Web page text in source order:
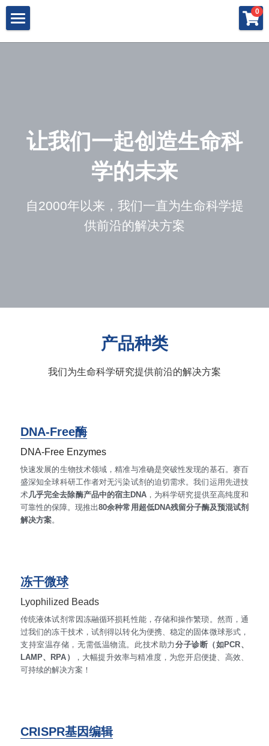
0
产品与服务
寡核苷酸合成
DNA分子量标准
基因操作
Morpholino
Phosphoramidites
恒温扩增
恒温扩增
RPA
CRISPR基因编辑
CRISPR用户自定义文库
研究数据
快速检测试纸系统
CRISPRclean Plus RNA Prep
CRISPRclean Bulk Reagents
RNA Depletion Panel (Liver)
RNA Depletion Panel (Globin)
RNA Depletion Panel (Insulin)
CRISPRclean Unique Dual Index
合成生物解决方案
关于我们
共创佳绩 - 期刊
共创佳绩 - 机构
搜索
让我们一起创造生命科
学的未来
自2000年以来，我们一直为生命科学提
供前沿的解决方案
产品种类
我们为生命科学研究提供前沿的解决方案
DNA-Free酶
DNA-Free Enzymes
快速发展的生物技术领域，精准与准确是突破性发现的基石。赛百
盛深知全球科研工作者对无污染试剂的迫切需求。我们运用先进技
术几乎完全去除酶产品中的宿主DNA ，为科学研究提供至高纯度和
可靠性的保障。现推出80余种常用超低DNA残留分子酶及预混试剂
解决方案。
冻干微球
Lyophilized Beads
传统液体试剂常因冻融循环损耗性能，存储和操作繁琐。然而，通
过我们的冻干技术，试剂得以转化为便携、稳定的固体微球形式，
支持室温存储，无需低温物流。此技术助力 分子诊断（如PCR、
LAMP、RPA）
，大幅提升效率与精准度，为您开启便捷、高效、
可持续的解决方案！
CRISPR基因编辑
×
磁珠
Cell-Free蛋白表达
实验耗材
DNA分子量标准
生化试剂
核酸纯化
PCR相关
×
BNA
DNA-Free酶